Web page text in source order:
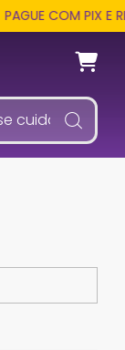
PAGUE COM PIX E